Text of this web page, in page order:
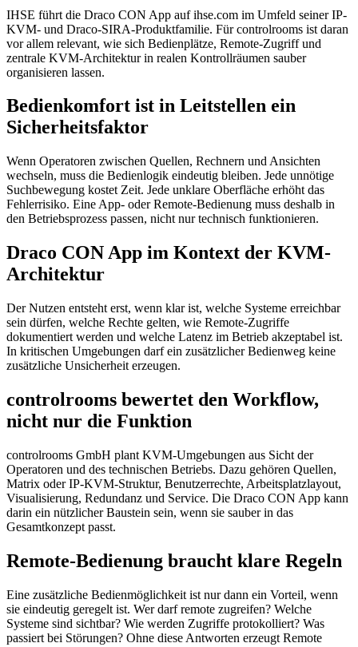
IHSE führt die Draco CON App auf ihse.com im Umfeld seiner IP-
KVM- und Draco-SIRA-Produktfamilie. Für controlrooms ist daran
vor allem relevant, wie sich Bedienplätze, Remote-Zugriff und
zentrale KVM-Architektur in realen Kontrollräumen sauber
organisieren lassen.
Bedienkomfort ist in Leitstellen ein
Sicherheitsfaktor
Wenn Operatoren zwischen Quellen, Rechnern und Ansichten
wechseln, muss die Bedienlogik eindeutig bleiben. Jede unnötige
Suchbewegung kostet Zeit. Jede unklare Oberfläche erhöht das
Fehlerrisiko. Eine App- oder Remote-Bedienung muss deshalb in
den Betriebsprozess passen, nicht nur technisch funktionieren.
Draco CON App im Kontext der KVM-
Architektur
Der Nutzen entsteht erst, wenn klar ist, welche Systeme erreichbar
sein dürfen, welche Rechte gelten, wie Remote-Zugriffe
dokumentiert werden und welche Latenz im Betrieb akzeptabel ist.
In kritischen Umgebungen darf ein zusätzlicher Bedienweg keine
zusätzliche Unsicherheit erzeugen.
controlrooms bewertet den Workflow,
nicht nur die Funktion
controlrooms GmbH plant KVM-Umgebungen aus Sicht der
Operatoren und des technischen Betriebs. Dazu gehören Quellen,
Matrix oder IP-KVM-Struktur, Benutzerrechte, Arbeitsplatzlayout,
Visualisierung, Redundanz und Service. Die Draco CON App kann
darin ein nützlicher Baustein sein, wenn sie sauber in das
Gesamtkonzept passt.
Remote-Bedienung braucht klare Regeln
Eine zusätzliche Bedienmöglichkeit ist nur dann ein Vorteil, wenn
sie eindeutig geregelt ist. Wer darf remote zugreifen? Welche
Systeme sind sichtbar? Wie werden Zugriffe protokolliert? Was
passiert bei Störungen? Ohne diese Antworten erzeugt Remote